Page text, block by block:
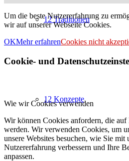
12 Traditionen
12 Konzepte
Um die beste Nutzererfahrung zu
wir auf unserer Webseite Cookies.
OKMehr erfahrenCookies nicht
Cookie- und
Wie wir Cookies verwenden
Wir können Cookies anfordern, die auf
werden. Wir verwenden Cookies, um
unsere Websites besuchen, wie Sie mit
Nutzererfahrung verbessern und Ihre
anpassen.